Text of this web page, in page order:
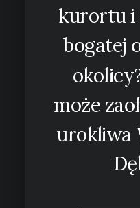
kurortui
bogatej
może
urokliwa